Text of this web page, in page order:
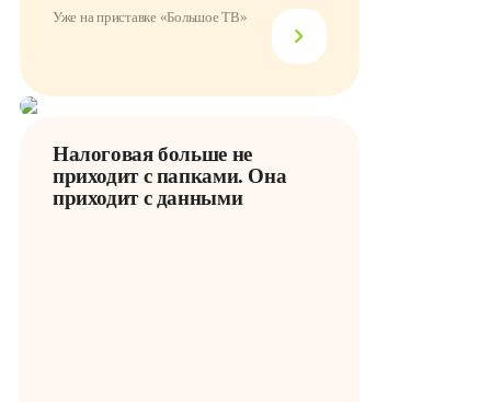
Уже на приставке «Большое ТВ»
Налоговая больше не
приходит с папками. Она
приходит с данными